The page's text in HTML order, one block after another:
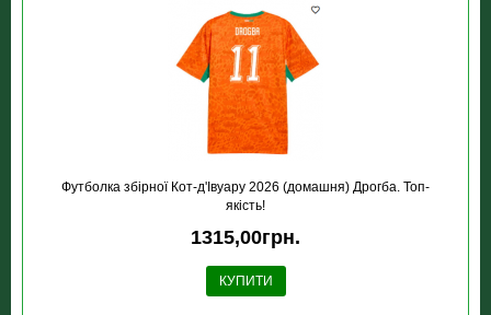
Футболка збірної Кот-д'Івуару 2026 (домашня) Дрогба. Топ-
якість!
1315,00грн.
КУПИТИ